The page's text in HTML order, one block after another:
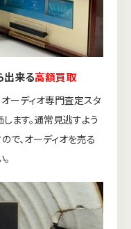
出来る高額買取
ーディオ専門査定スタ
ます。通常見逃すよう
で、オーディオを売る